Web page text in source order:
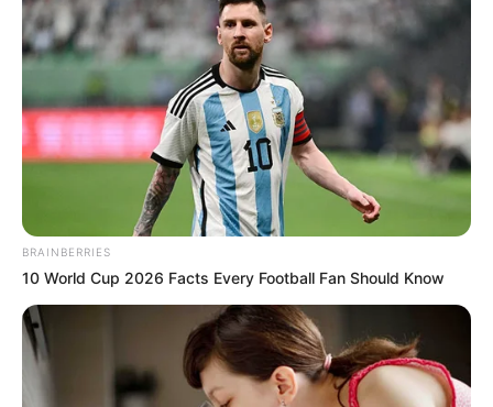
BRAINBERRIES
10 World Cup 2026 Facts Every Football Fan Should Know